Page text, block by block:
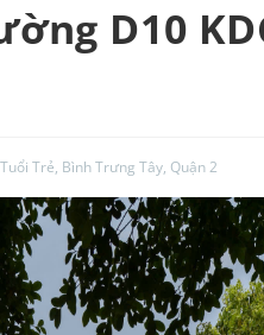
D10
Trẻ, Bình Trưng Tây, Quận 2